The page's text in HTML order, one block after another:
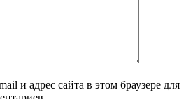
и адрес сайта в этом браузере для